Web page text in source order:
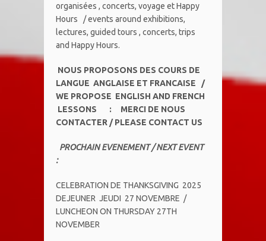
organisées , concerts, voyage et Happy
Hours / events around exhibitions,
lectures, guided tours , concerts, trips
and Happy Hours.
NOUS PROPOSONS DES COURS DE
LANGUE ANGLAISE ET FRANCAISE /
WE PROPOSE ENGLISH AND FRENCH
LESSONS : MERCI DE NOUS
CONTACTER / PLEASE CONTACT US
PROCHAIN EVENEMENT / NEXT EVENT
:
CELEBRATION DE THANKSGIVING 2025
DEJEUNER JEUDI 27 NOVEMBRE /
LUNCHEON ON THURSDAY 27TH
NOVEMBER